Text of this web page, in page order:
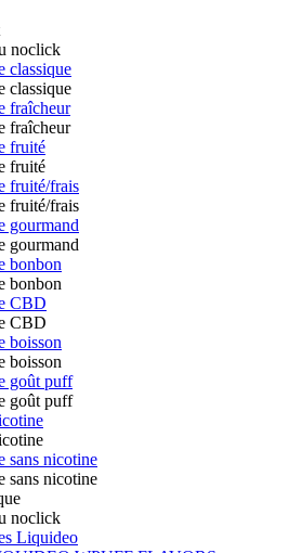
noclick
classique
classique
fraîcheur
fraîcheur
fruité
fruité
fruité/frais
fruité/frais
gourmand
gourmand
bonbon
bonbon
CBD
CBD
boisson
boisson
goût puff
goût puff
sans nicotine
sans nicotine
noclick
Liquideo